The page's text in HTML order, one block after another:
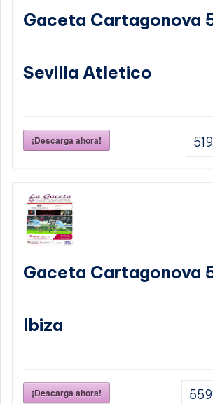
Gaceta Cartagonova
Sevilla Atletico
¡Descarga ahora!
Gaceta Cartagonova
Ibiza
¡Descarga ahora!